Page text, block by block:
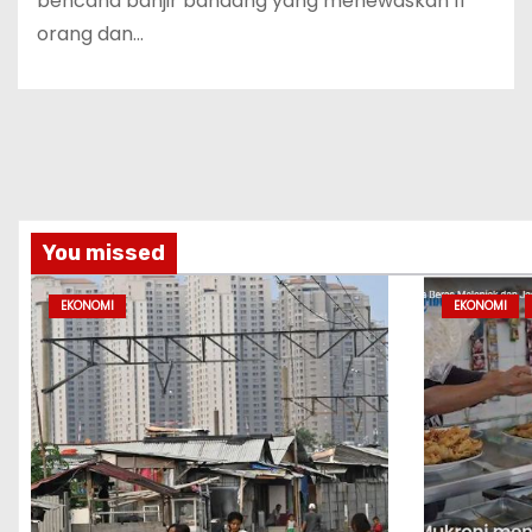
orang dan…
You missed
EKONOMI EKONOMI